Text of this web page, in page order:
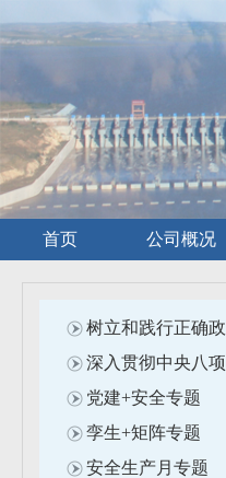
首页 公司概况
树立和践行正确政
深入贯彻中央八项
党建+安全专题
孪生+矩阵专题
安全生产月专题